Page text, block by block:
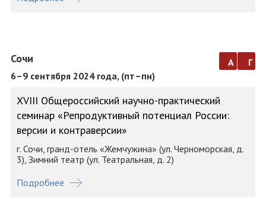
Сочи
6–9 сентября 2024 года, (пт–пн)
а г
XVIII Общероссийский научно-практический
семинар «Репродуктивный потенциал России:
версии и контраверсии»
г. Сочи, гранд-отель «Жемчужина» (ул. Черноморская, д.
3), Зимний театр (ул. Театральная, д. 2)
Подробнее